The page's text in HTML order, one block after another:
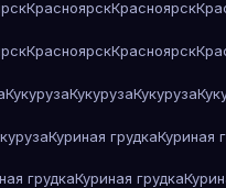
КрасноярскКрасноярск
КрасноярскКрасноярск
КукурузаКукурузаКукуруза
Куриная грудкаКуриная
грудкаКуриная грудка